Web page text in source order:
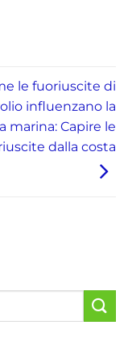
le fuoriuscite di
influenzano la
marina: Capire le
dalla costa